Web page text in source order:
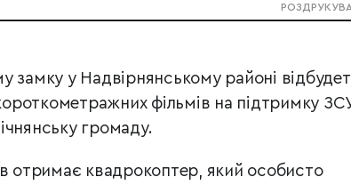
замку у Надвірнянському районі
фільмів на підтримку
громаду.
отримає квадрокоптер, який особисто